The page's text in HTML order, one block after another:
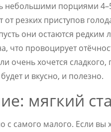
небольшими порциями
от резких приступов
они остаются
что провоцирует
очень хочется
и вкусно, и полезно.
мягкий
с самого малого. Если вы